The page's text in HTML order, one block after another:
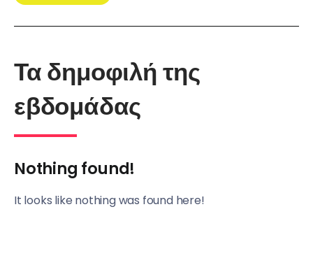
Τα δημοφιλή της
εβδομάδας
Nothing found!
It looks like nothing was found here!